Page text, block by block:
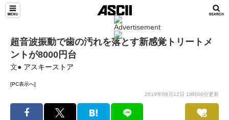
超音波振動で歯の汚れを落とす新感覚トリートメ
ントが8000円台
文● アスキーストア
[PC表示へ]
2019年09月12日 19時00分更新